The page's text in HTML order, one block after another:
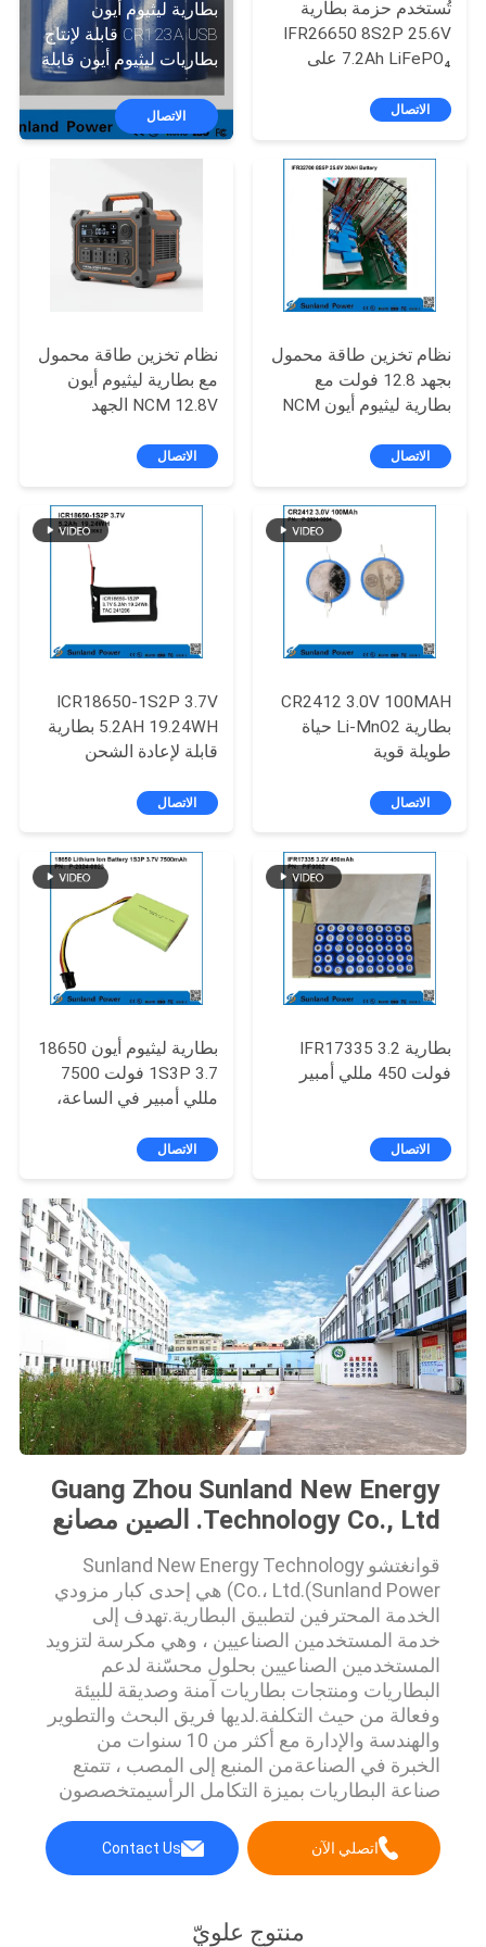
في
المعمل
مراقبة
الجودة
حالات
اطلب
اقتباس
خريطة
PRIVACY
POLICY
بطارية ليثيوم أيون
CR123A USB قابلة لإنتاج
بطاريات ليثيوم أيون قابلة
لإعادة الشحن USB.
الاتصال
تُستخدم حزمة بطارية
IFR26650 8S2P 25.6V
7.2Ah LiFePO₄ على
الطاقة الشمسية،
الاحتياطية للاتصالات،
والأدوات المحمولة،
الاتصال
نظام تخزين طاقة محمول
مع بطارية ليثيوم أيون
NCM 12.8V الجهد
الصين النقي
الاتصال
نظام تخزين طاقة محمول
بجهد 12.8 فولت مع
بطارية ليثيوم أيون NCM
IP65 للنسخ الاحتياطي
الاتصال
ICR18650-1S2P 3.7V
5.2AH 19.24WH بطارية
قابلة لإعادة الشحن
الاتصال
CR2412 3.0V 100MAH
بطارية Li-MnO2 حياة
طويلة قوية
الاتصال
بطارية ليثيوم أيون 18650
1S3P 3.7 فولت 7500
مللي أمبير في الساعة،
أيونالاتصال
بطارية IFR17335 3.2
فولت 450 مللي أمبير
الاتصال
Guang Zhou Sunland New Energy
Technology Co., Ltd. الصين مصانع
قوانغتشو Sunland New Energy Technology
Co.، Ltd.(Sunland Power) هي إحدى كبار مزودي
الخدمة المحترفين لتطبيق البطارية.تهدف إلى
خدمة المستخدمين الصناعيين ، وهي مكرسة لتزويد
المستخدمين الصناعيين بحلول محسّنة لدعم
البطاريات ومنتجات بطاريات آمنة وصديقة للبيئة
وفعالة من حيث التكلفة.لديها فريق البحث والتطوير
والهندسة والإدارة مع أكثر من 10 سنوات من
الخبرة في الصناعةمن المنبع إلى المصب ، تتمتع
صناعة البطاريات بميزة التكامل الرأسيمتخصصون
البطاريات وحلول الطاقةتستخدم المنتجات على
نطاق واسع في الأجهزة الطبية وأمن مناجم الفحم
اتصلي الآن Contact Us
منتوج علويّ